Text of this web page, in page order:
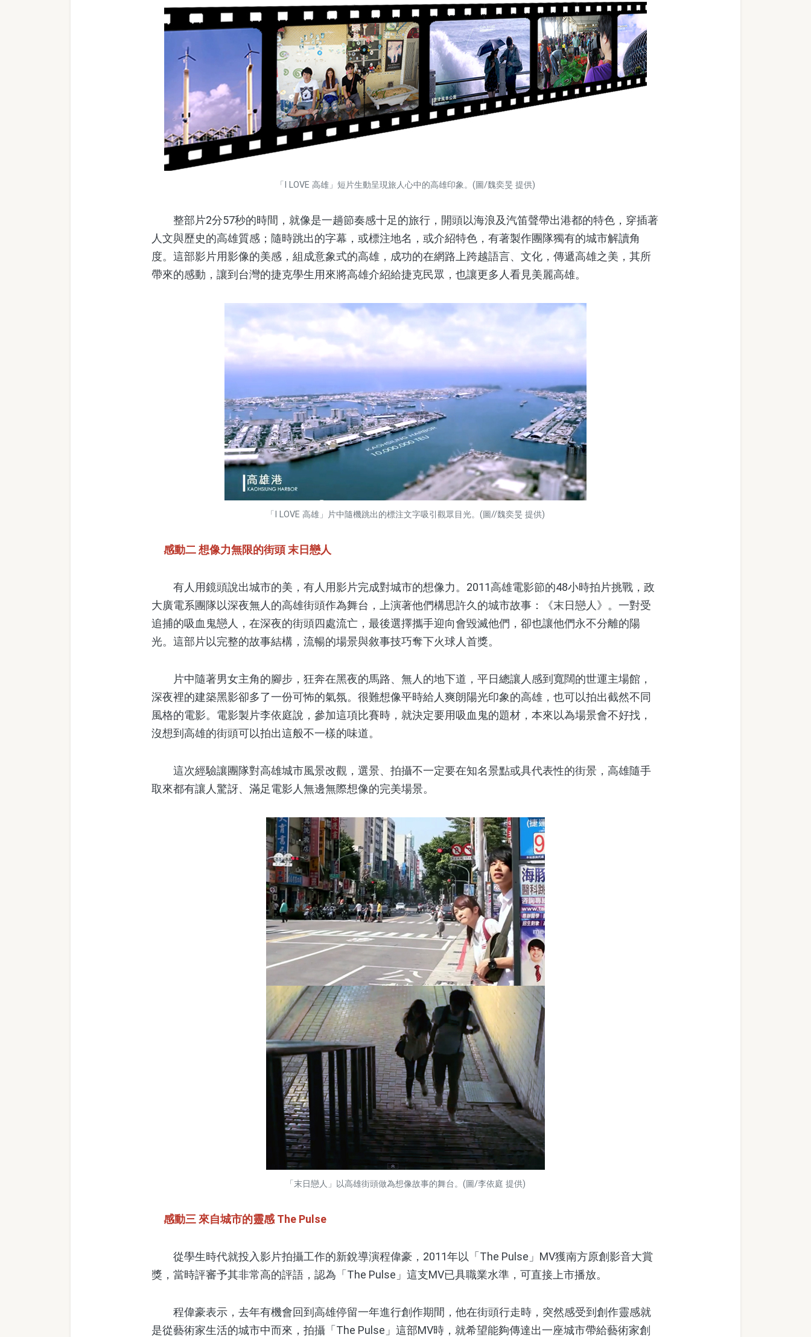
「I LOVE 高雄」短片生動呈現旅人心中的高雄印象。(圖/魏奕旻 提供)
整部片2分57秒的時間，就像是一趟節奏感十足的旅行，開頭以海浪及汽笛聲帶出港都的特色，穿插著
人文與歷史的高雄質感；隨時跳出的字幕，或標注地名，或介紹特色，有著製作團隊獨有的城市解讀角
度。這部影片用影像的美感，組成意象式的高雄，成功的在網路上跨越語言、文化，傳遞高雄之美，其所
帶來的感動，讓到台灣的捷克學生用來將高雄介紹給捷克民眾，也讓更多人看見美麗高雄。
「I LOVE 高雄」片中隨機跳出的標注文字吸引觀眾目光。(圖//魏奕旻 提供)
感動二 想像力無限的街頭末日戀人
有人用鏡頭說出城市的美，有人用影片完成對城市的想像力。2011高雄電影節的48小時拍片挑戰，政
大廣電系團隊以深夜無人的高雄街頭作為舞台，上演著他們構思許久的城市故事：《末日戀人》。一對受
追捕的吸血鬼戀人，在深夜的街頭四處流亡，最後選擇攜手迎向會毀滅他們，卻也讓他們永不分離的陽
光。這部片以完整的故事結構，流暢的場景與敘事技巧奪下火球人首獎。
片中隨著男女主角的腳步，狂奔在黑夜的馬路、無人的地下道，平日總讓人感到寬闊的世運主場館，
深夜裡的建築黑影卻多了一份可怖的氣氛。很難想像平時給人爽朗陽光印象的高雄，也可以拍出截然不同
風格的電影。電影製片李依庭說，參加這項比賽時，就決定要用吸血鬼的題材，本來以為場景會不好找，
沒想到高雄的街頭可以拍出這般不一樣的味道。
這次經驗讓團隊對高雄城市風景改觀，選景、拍攝不一定要在知名景點或具代表性的街景，高雄隨手
取來都有讓人驚訝、滿足電影人無邊無際想像的完美場景。
「末日戀人」以高雄街頭做為想像故事的舞台。(圖/李依庭 提供)
感動三 來自城市的靈感The Pulse
從學生時代就投入影片拍攝工作的新銳導演程偉豪，2011年以「The Pulse」MV獲南方原創影音大賞
獎，當時評審予其非常高的評語，認為「The Pulse」這支MV已具職業水準，可直接上市播放。
程偉豪表示，去年有機會回到高雄停留一年進行創作期間，他在街頭行走時，突然感受到創作靈感就
是從藝術家生活的城市中而來，拍攝「The Pulse」這部MV時，就希望能夠傳達出一座城市帶給藝術家創